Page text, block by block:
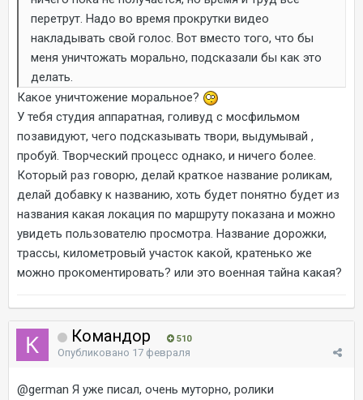
перетрут. Надо во время прокрутки видео
накладывать свой голос. Вот вместо того, что бы
меня уничтожать морально, подсказали бы как это
делать.
Какое уничтожение моральное?
У тебя студия аппаратная, голивуд с мосфильмом
позавидуют, чего подсказывать твори, выдумывай ,
пробуй. Творческий процесс однако, и ничего более.
Который раз говорю, делай краткое название роликам,
делай добавку к названию, хоть будет понятно будет из
названия какая локация по маршруту показана и можно
увидеть пользователю просмотра. Название дорожки,
трассы, километровый участок какой, кратенько же
можно прокоментировать? или это военная тайна какая?
Командор 510
Опубликовано 17 февраля
@german Я уже писал, очень муторно, ролики